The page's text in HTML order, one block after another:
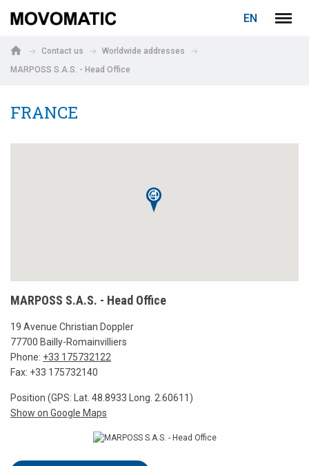
Marposs
EN
Menu
Contact us
Worldwide addresses
MARPOSS S.A.S. - Head Office
FRANCE
MARPOSS S.A.S. - Head Office
19 Avenue Christian Doppler
77700 Bailly-Romainvilliers
Phone: +33 175732122
Fax: +33 175732140
Position (GPS: Lat. 48.8933 Long. 2.60611)
Show on Google Maps
Deutsch
LOGIN PASSWORD RECOVERY
Password
Click here!